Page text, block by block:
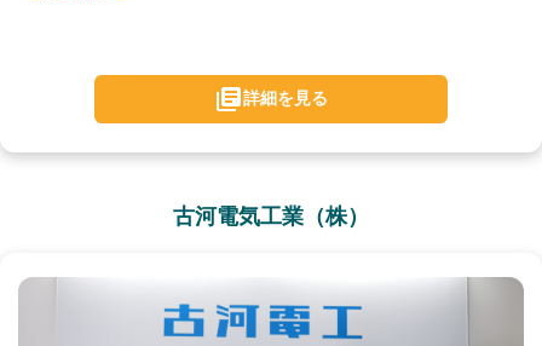
詳細を見る
古河電気工業（株）